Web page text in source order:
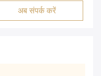
अब संपर्क करें